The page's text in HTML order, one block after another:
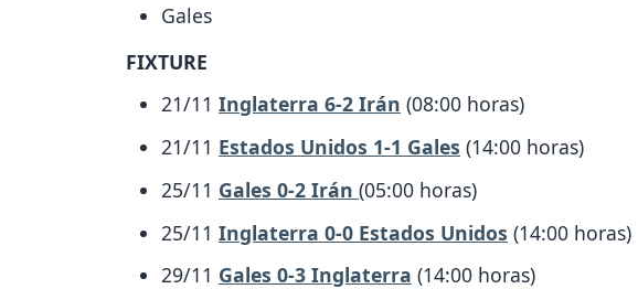
Gales
FIXTURE
21/11 Inglaterra 6-2 Irán (08:00 horas)
21/11 Estados Unidos 1-1 Gales (14:00 horas)
25/11 Gales 0-2 Irán (05:00 horas)
25/11 Inglaterra 0-0 Estados Unidos (14:00 horas)
29/11 Gales 0-3 Inglaterra (14:00 horas)